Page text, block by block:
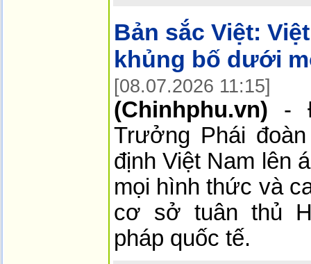
Bản sắc Việt:
khủng bố dưới
[08.07.2026 11:15]
(Chinhphu.vn) -
Trưởng Phái
định Việt Nam lên
mọi hình thức và
cơ sở tuân thủ
pháp quốc tế.